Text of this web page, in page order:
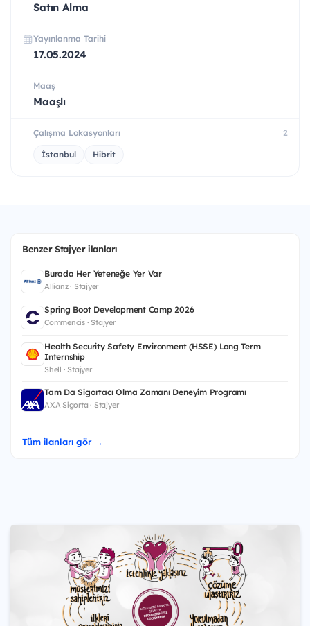
Satın Alma
Yayınlanma Tarihi
17.05.2024
Maaş
Maaşlı
Çalışma Lokasyonları 2
İstanbul Hibrit
Benzer Stajyer ilanları
Burada Her Yeteneğe Yer Var
Allianz · Stajyer
Spring Boot Development Camp 2026
Commencis · Stajyer
Health Security Safety Environment (HSSE) Long Term
Internship
Shell · Stajyer
Tam Da Sigortacı Olma Zamanı Deneyim Programı
AXA Sigorta · Stajyer
Tüm ilanları gör →